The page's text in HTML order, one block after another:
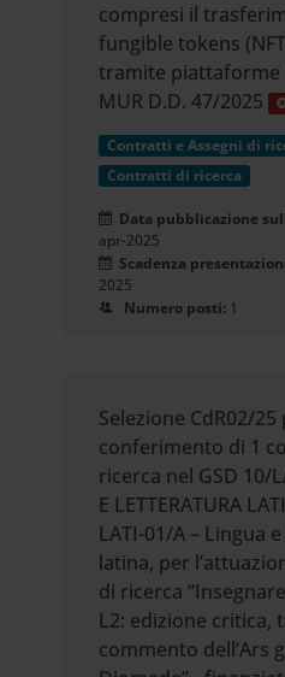
compresi il
fungible tokens
tramite piattaforme
MUR D.D. 47/2025
Contratti e Assegni di
Contratti di ricerca
Data pubblicazione
apr-2025
Scadenza
2025
Numero posti: 1
Selezione CdR02/25
conferimento di 1
ricerca nel GSD 10/
E LETTERATURA
LATI-01/A – Lingua
latina, per
di ricerca
L2: edizione critica,
commento dell’Ars